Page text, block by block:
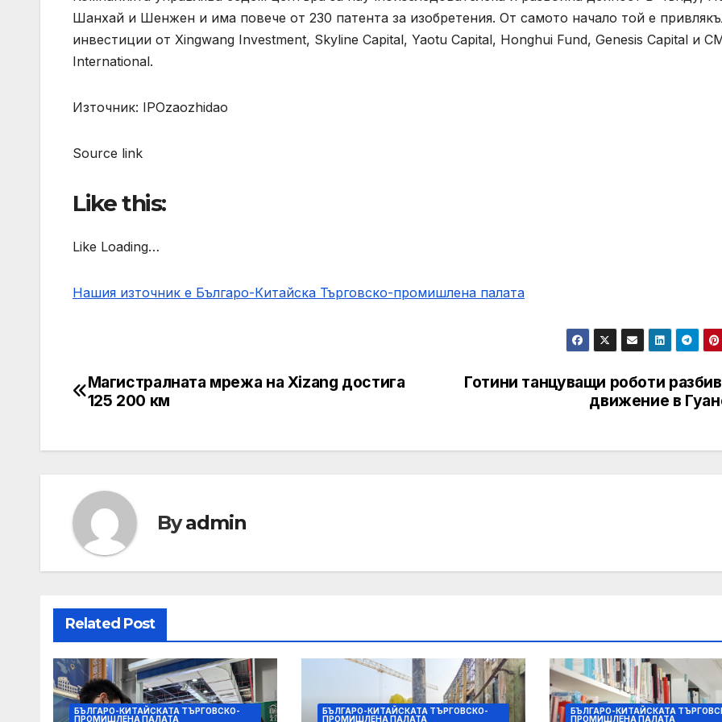
Шанхай и Шенжен и има повече от 230 патента за изобретения. От самото начало той е
инвестиции от Xingwang Investment, Skyline Capital, Yaotu Capital, Honghui Fund, Genesis Capital и
International.
Източник: IPOzaozhidao
Source link
Like this:
Like Loading…
Нашия източник е Българо-Китайска Търговско-промишлена палaта
Post
Готини танцуващи роботи
движение в
Магистралната мрежа на Xizang достига
125 200 км
Byadmin
Related Post
БЪЛГАРО-КИТАЙСКАТА ТЪРГОВСКО-
ПРОМИШЛЕНА ПАЛАТА
БЪЛГАРО-КИТАЙСКАТА ТЪРГОВСКО-
ПРОМИШЛЕНА ПАЛАТА
БЪЛГАРО-КИТАЙСКАТА
ПРОМИШЛЕНА ПАЛАТА